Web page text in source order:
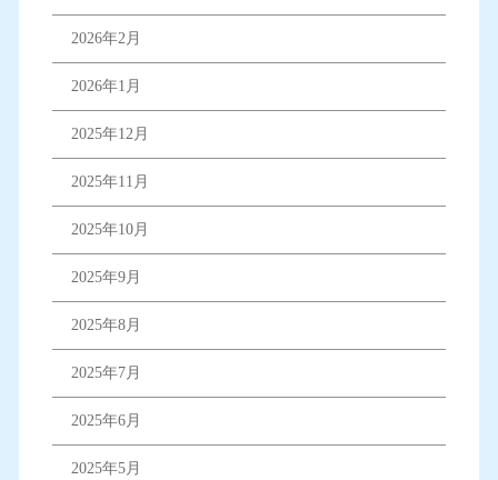
2026年2月
2026年1月
2025年12月
2025年11月
2025年10月
2025年9月
2025年8月
2025年7月
2025年6月
2025年5月